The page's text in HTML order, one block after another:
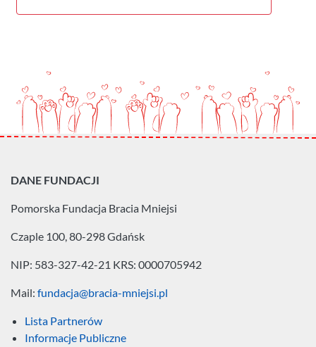
DANE FUNDACJI
Pomorska Fundacja Bracia Mniejsi
Czaple 100, 80-298 Gdańsk
NIP: 583-327-42-21 KRS: 0000705942
Mail: fundacja@bracia-mniejsi.pl
Lista Partnerów
Informacje Publiczne